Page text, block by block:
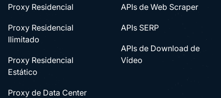
Proxy Residencial
Proxy Residencial
Ilimitado
Proxy Residencial
Estático
Proxy de Data Center
APIs de Web Scraper
APIs SERP
APIs de Download de
Vídeo